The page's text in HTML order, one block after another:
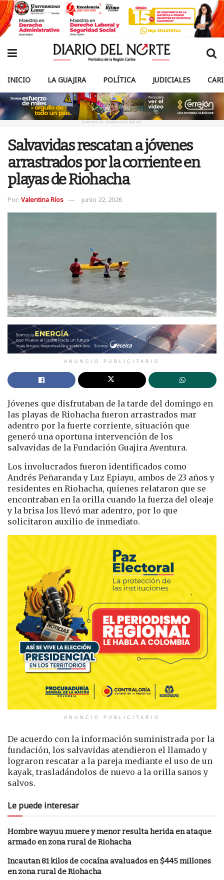
INICIO LA GUAJIRA POLÍTICA JUDICIALES
ANUNCIO PUBLICITARIO
Salvavidas rescatan a jóvenes
arrastrados por la corriente en
playas de Riohacha
Por: Valentina Ríos junio 22, 2026
ANUNCIO PUBLICITARIO
Jóvenes que disfrutaban de la tarde del domingo en
las playas de Riohacha fueron arrastrados mar
adentro por la fuerte corriente, situación que
generó una oportuna intervención de los
salvavidas de la Fundación Guajira Aventura.
Los involucrados fueron identificados como
Andrés Peñaranda y Luz Epiayu, ambos de 23 años y
residentes en Riohacha, quienes relataron que se
encontraban en la orilla cuando la fuerza del oleaje
y la brisa los llevó mar adentro, por lo que
solicitaron auxilio de inmediato.
ANUNCIO PUBLICITARIO
De acuerdo con la información suministrada por la
fundación, los salvavidas atendieron el llamado y
lograron rescatar a la pareja mediante el uso de un
kayak, trasladándolos de nuevo a la orilla sanos y
salvos.
Le puede interesar
Hombre wayuu muere y menor resulta herida en ataque
armado en zona rural de Riohacha
Incautan 81 kilos de cocaína avaluados en $445 millones
en zona rural de Riohacha